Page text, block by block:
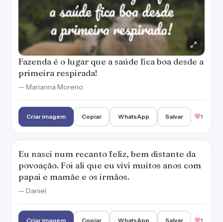
Fazenda é o lugar que a saúde fica boa desde a
primeira respirada!
— Marianna Moreno
Criar imagem Copiar WhatsApp Salvar 1
Eu nasci num recanto feliz, bem distante da
povoação. Foi ali que eu vivi muitos anos com
papai e mamãe e os irmãos.
— Daniel
Criar imagem Copiar WhatsApp Salvar 1